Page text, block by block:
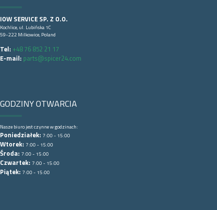
IOW SERVICE SP. Z O.O.
Kochlice, ul. Lubińska 1C
59-222 Milkowice, Poland
Tel: +48 76 852 21 17
E-mail: parts@spicer24.com
GODZINY OTWARCIA
Nasze biuro jest czynne w godzinach:
Poniedziałek: 7:00 - 15:00
Wtorek: 7:00 - 15:00
Środa: 7:00 - 15:00
Czwartek: 7:00 - 15:00
Piątek: 7:00 - 15:00